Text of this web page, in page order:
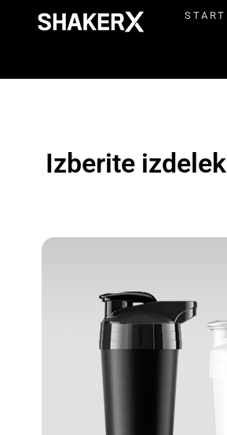
START
Izberite izdelek